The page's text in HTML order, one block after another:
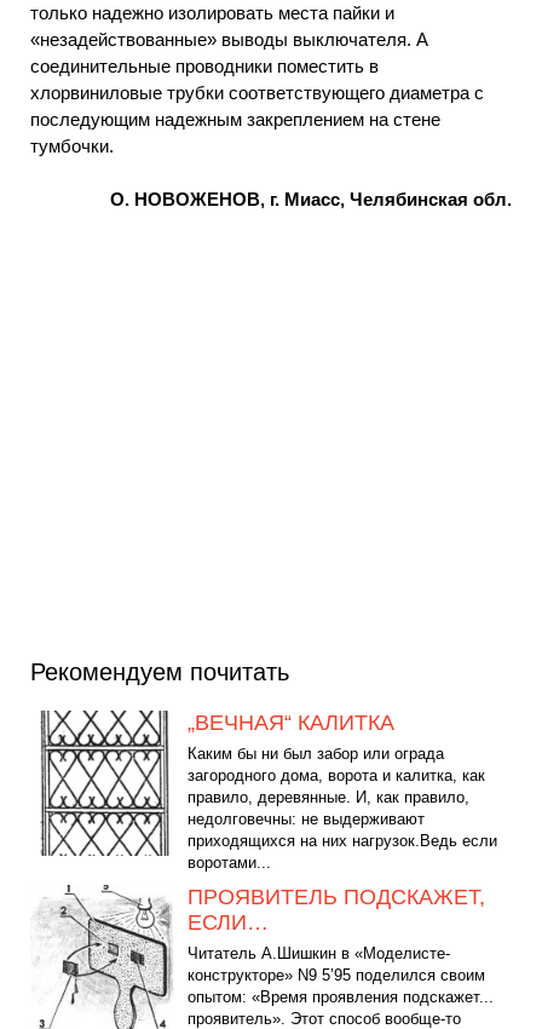
только надежно изолировать места пайки и
«незадействованные» выводы выключателя. А
соединительные проводники поместить в
хлорвиниловые трубки соответствующего диаметра с
последующим надежным закреплением на стене
тумбочки.
О. НОВОЖЕНОВ, г. Миасс, Челябинская обл.
Рекомендуем почитать
„ВЕЧНАЯ“ КАЛИТКА
Каким бы ни был забор или ограда
загородного дома, ворота и калитка, как
правило, деревянные. И, как правило,
недолговечны: не выдерживают
приходящихся на них нагрузок.Ведь если
воротами...
ПРОЯВИТЕЛЬ ПОДСКАЖЕТ,
ЕСЛИ…
Читатель А.Шишкин в «Моделисте-
конструкторе» N9 5’95 поделился своим
опытом: «Время проявления подскажет...
проявитель». Этот способ вообще-то